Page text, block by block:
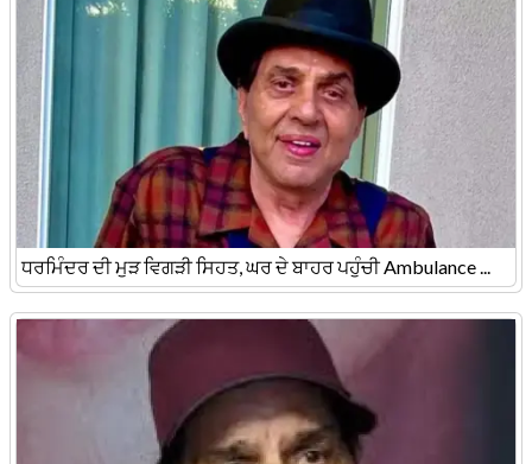
ਧਰਮਿੰਦਰ ਦੀ ਮੁੜ ਵਿਗੜੀ ਸਿਹਤ, ਘਰ ਦੇ ਬਾਹਰ ਪਹੁੰਚੀ Ambulance ...